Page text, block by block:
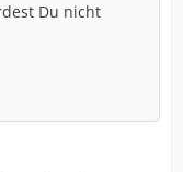
Du nicht